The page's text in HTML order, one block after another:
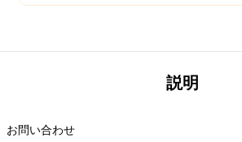
説明
お問い合わせ